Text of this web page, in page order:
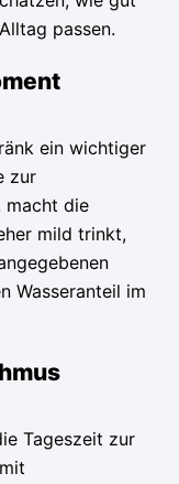
passen.
ein wichtiger
zur
macht die
mild trinkt,
Wasseranteil im
Tageszeit zur